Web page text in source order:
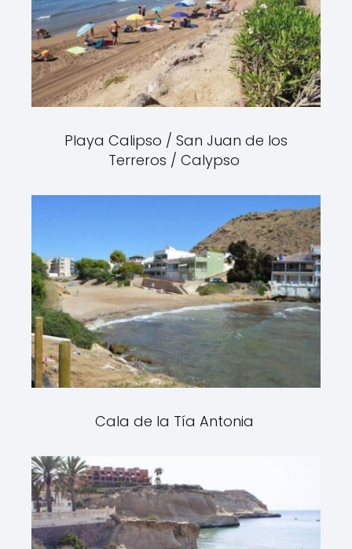
Playa Calipso / San Juan de los
Terreros / Calypso
Cala de la Tía Antonia